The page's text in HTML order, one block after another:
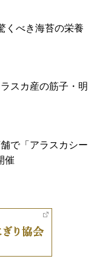
くべき海苔の栄養
スカ産の筋子・明
で「アラスカシー
催